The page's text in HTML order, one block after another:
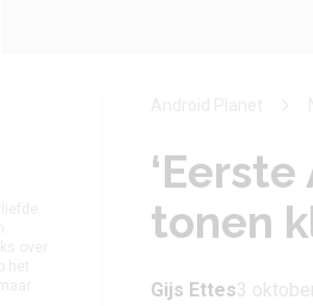
tonen
Gijs Ettes3